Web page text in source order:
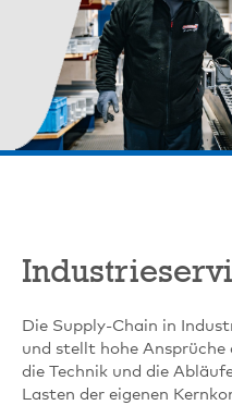
Die Supply-Chain in
und stellt hohe Ansprüche
die Technik und die
Lasten der eigenen